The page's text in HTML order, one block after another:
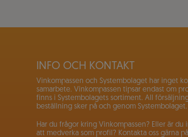
INFO OCH KONTAKT
Vinkompassen och Systembolaget har inget
samarbete. Vinkompassen tipsar endast om
finns i Systembolagets sortiment. All
beställning sker på och genom Systembolaget.
Har du frågor kring Vinkompassen? Eller är du
att medverka som profil? Kontakta oss gärna på